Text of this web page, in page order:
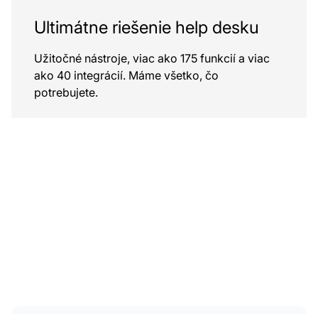
Ultimátne riešenie help desku
Užitočné nástroje, viac ako 175 funkcií a viac
ako 40 integrácií. Máme všetko, čo
potrebujete.